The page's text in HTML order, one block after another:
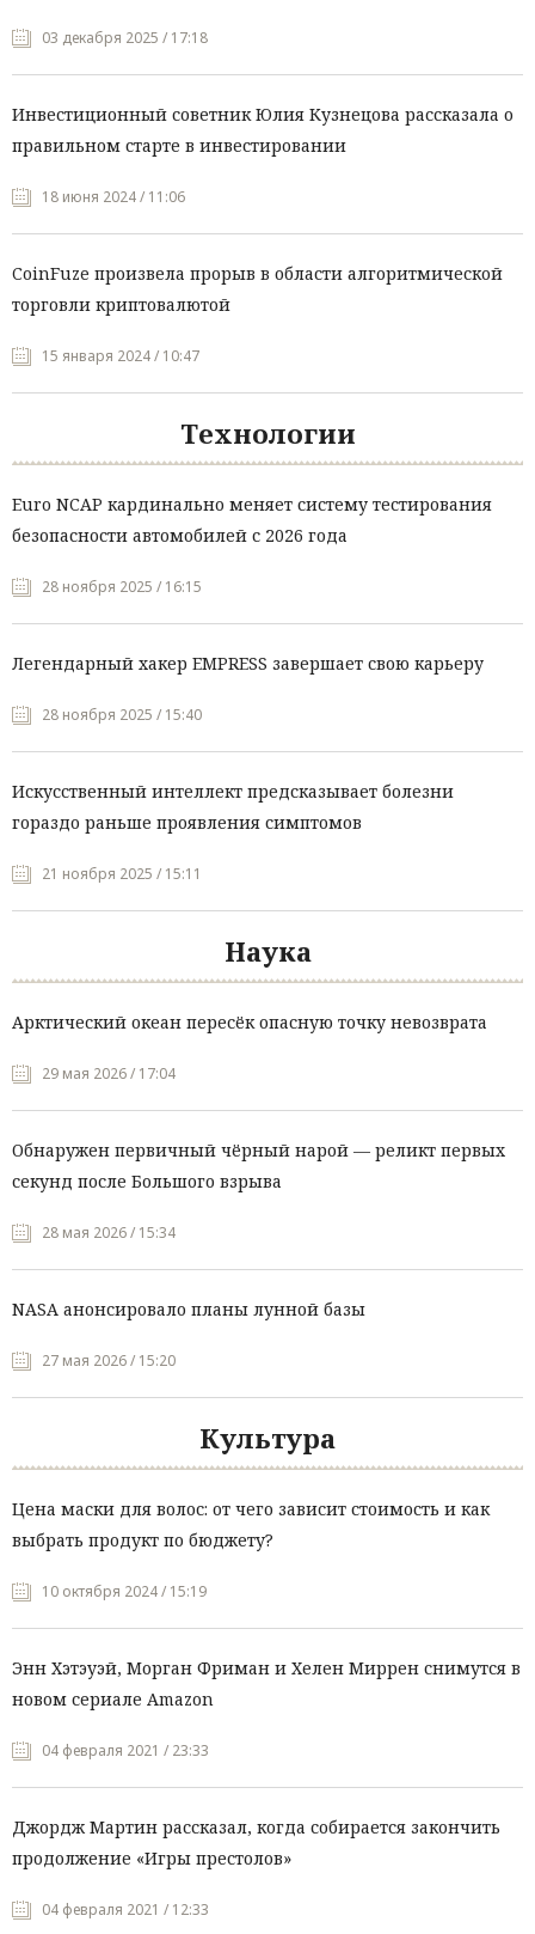
03 декабря 2025 / 17:18
Инвестиционный советник Юлия Кузнецова рассказала о
правильном старте в инвестировании
18 июня 2024 / 11:06
CoinFuze произвела прорыв в области алгоритмической
торговли криптовалютой
15 января 2024 / 10:47
Технологии
Euro NCAP кардинально меняет систему тестирования
безопасности автомобилей с 2026 года
28 ноября 2025 / 16:15
Легендарный хакер EMPRESS завершает свою карьеру
28 ноября 2025 / 15:40
Искусственный интеллект предсказывает болезни
гораздо раньше проявления симптомов
21 ноября 2025 / 15:11
Наука
Арктический океан пересёк опасную точку невозврата
29 мая 2026 / 17:04
Обнаружен первичный чёрный нарой — реликт первых
секунд после Большого взрыва
28 мая 2026 / 15:34
NASA анонсировало планы лунной базы
27 мая 2026 / 15:20
Культура
Цена маски для волос: от чего зависит стоимость и как
выбрать продукт по бюджету?
10 октября 2024 / 15:19
Энн Хэтэуэй, Морган Фриман и Хелен Миррен снимутся в
новом сериале Amazon
04 февраля 2021 / 23:33
Джордж Мартин рассказал, когда собирается закончить
продолжение «Игры престолов»
04 февраля 2021 / 12:33